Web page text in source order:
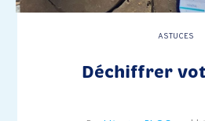
ASTUCES
Déchiffrer